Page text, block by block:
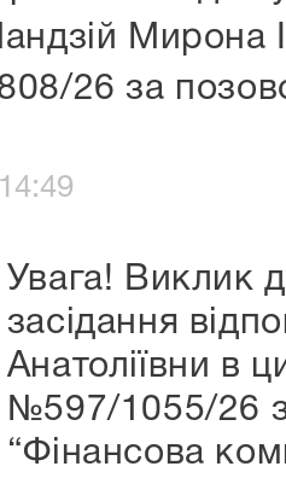
Мирона
26 за
Увага! Виклик
засідання
Анатоліївни в
№597/1055/26
“Фінансова